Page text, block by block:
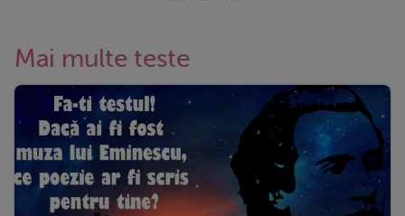
Mai multe teste